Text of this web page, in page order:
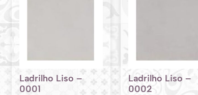
Ladrilho Liso –
0001
Ladrilho Liso –
0002